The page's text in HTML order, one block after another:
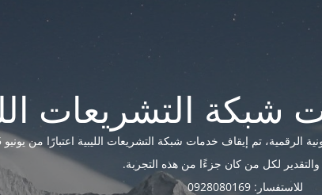
تم إيقاف خدمات شبكة التشريعات الليبية اعتبارًا من يونيو 2025.
لكل من كان جزءًا من هذه التجربة.
للاستفسار: 0928080169